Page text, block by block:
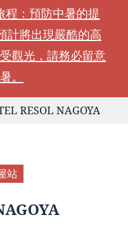
程：預防中暑的提
計將出現嚴酷的高
觀光，請務必留意
。
RESOL NAGOYA
站